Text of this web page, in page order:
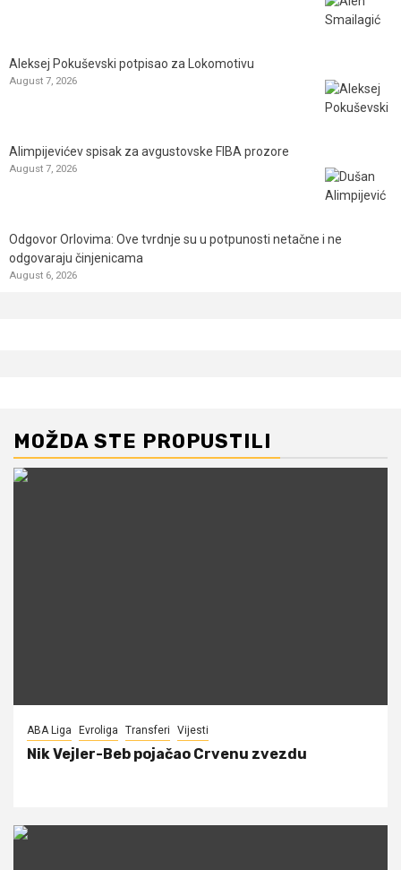
Aleksej Pokuševski potpisao za Lokomotivu
August 7, 2026
Alimpijevićev spisak za avgustovske FIBA prozore
August 7, 2026
Odgovor Orlovima: ​Ove tvrdnje su u potpunosti netačne i ne
odgovaraju činjenicama
August 6, 2026
MOŽDA STE PROPUSTILI
ABA Liga Evroliga Transferi Vijesti
Nik Vejler-Beb pojačao Crvenu zvezdu